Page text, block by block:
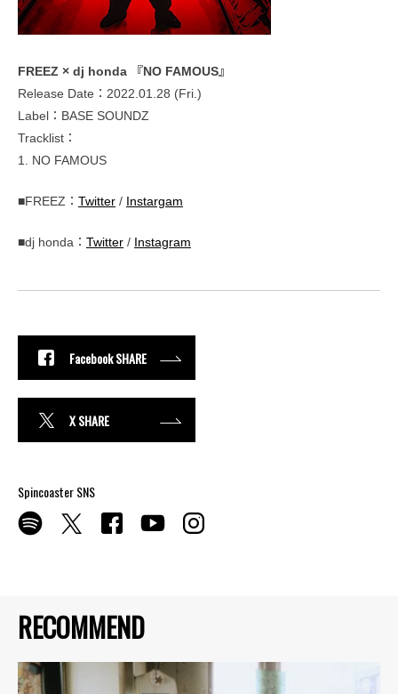
RECOMMEND
FREEZ × dj honda 『NO FAMOUS』
Release Date：2022.01.28 (Fri.)
Label：BASE SOUNDZ
Tracklist：
1. NO FAMOUS
■FREEZ： Twitter / Instargam
■dj honda： Twitter / Instagram
Facebook SHARE
X SHARE
Spincoaster SNS